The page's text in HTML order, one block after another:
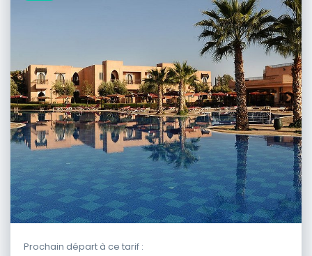
Prochain départ à ce tarif :